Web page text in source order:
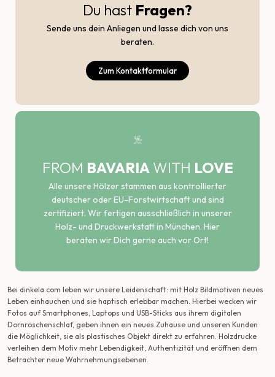
Du hast Fragen?
Sende uns dein Anliegen und lasse dich von uns
beraten.
Zum Kontaktformular
FROM BAVARIA WITH LOVE
Alle unsere Hölzer stammen aus kontrollierter
deutscher oder EU-Forstwirtschaft und sind
zertifiziert. Wir fertigen ausschließlich in unserer
Holz- und Druckwerkstatt in München. Hier
beraten wir Dich gerne auch vor Ort!
Bei dinkela.com leben wir unsere Leidenschaft: mit Holz Bildmotiven neues
Leben einhauchen und sie haptisch erlebbar machen. Hierbei wecken wir
Fotos auf Smartphones, Laptops und USB-Sticks aus ihrem digitalen
Dornröschenschlaf, geben ihnen ein neues Zuhause und unseren Kunden
die Möglichkeit, sie als plastisches Objekt direkt zu erfahren. Holzdrucke
verleihen dem Motiv mehr Lebendigkeit, Authentizität und eröffnen dem
Betrachter neue Wahrnehmungsebenen.